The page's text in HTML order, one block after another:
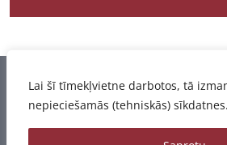
Lai šī tīmekļvietne darbotos, tā
nepieciešamās (tehniskās) sīkdatnes.
Informācija pēdējo reizi atjaunota